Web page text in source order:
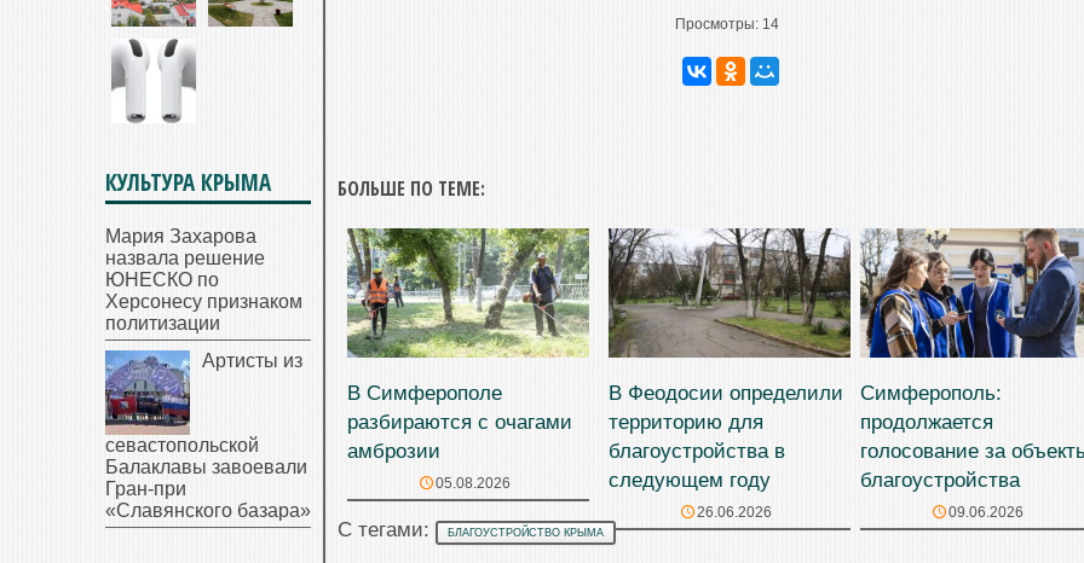
Просмотры: 14
БОЛЬШЕ ПО ТЕМЕ:
В Симферополе
разбираются с очагами
амброзии
05.08.2026
В Феодосии определили
территорию для
благоустройства в
следующем году
26.06.2026
Симферополь:
продолжается
голосование за
благоустройства
09.06.2026
С тегами: БЛАГОУСТРОЙСТВО КРЫМА
КУЛЬТУРА КРЫМА
Мария Захарова
назвала решение
ЮНЕСКО по
Херсонесу признаком
политизации
Артисты из
севастопольской
Балаклавы завоевали
Гран-при
«Славянского базара»